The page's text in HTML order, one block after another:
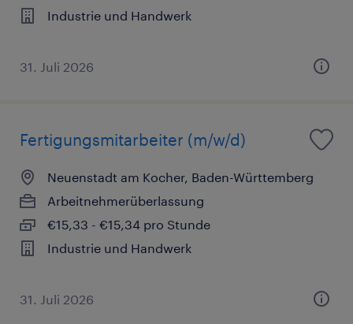
Industrie und Handwerk
31. Juli 2026
Fertigungsmitarbeiter (m/w/d)
Neuenstadt am Kocher, Baden-Württemberg
Arbeitnehmerüberlassung
€15,33 - €15,34 pro Stunde
Industrie und Handwerk
31. Juli 2026